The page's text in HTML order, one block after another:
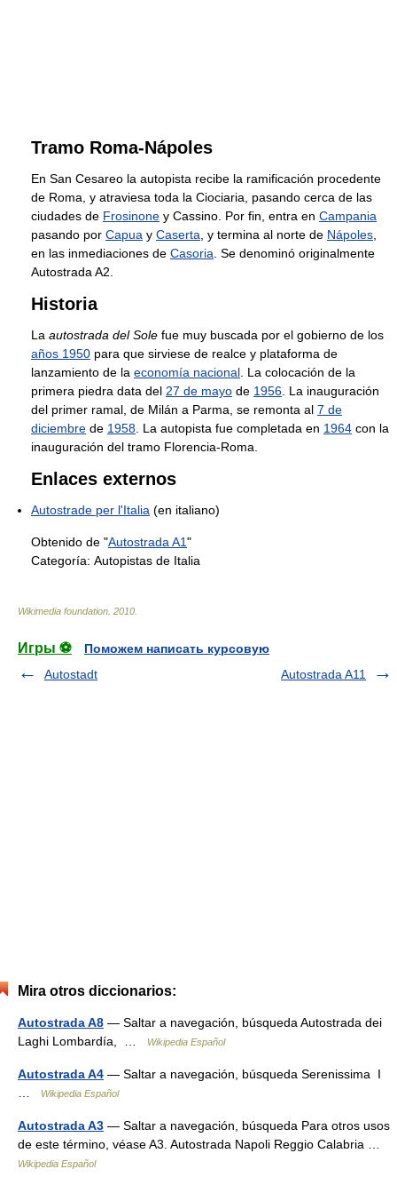
Tramo Roma-Nápoles
En San Cesareo la autopista recibe la ramificación procedente
de Roma, y atraviesa toda la Ciociaria, pasando cerca de las
ciudades de Frosinone y Cassino. Por fin, entra en Campania
pasando por Capua y Caserta, y termina al norte de Nápoles,
en las inmediaciones de Casoria. Se denominó originalmente
Autostrada A2.
Historia
La autostrada del Sole fue muy buscada por el gobierno de los
años 1950 para que sirviese de realce y plataforma de
lanzamiento de la economía nacional. La colocación de la
primera piedra data del 27 de mayo de 1956. La inauguración
del primer ramal, de Milán a Parma, se remonta al 7 de
diciembre de 1958. La autopista fue completada en 1964 con la
inauguración del tramo Florencia-Roma.
Enlaces externos
Autostrade per l'Italia (en italiano)
Obtenido de "Autostrada A1"
Categoría: Autopistas de Italia
Wikimedia foundation. 2010.
Игры ⚽
Поможем написать курсовую
Autostadt
Autostrada A11
Mira otros diccionarios:
Autostrada A8 — Saltar a navegación, búsqueda Autostrada dei
Laghi Lombardía, …
Wikipedia Español
Autostrada A4 — Saltar a navegación, búsqueda Serenissima I
…
Wikipedia Español
Autostrada A3 — Saltar a navegación, búsqueda Para otros usos
de este término, véase A3. Autostrada Napoli Reggio Calabria …
Wikipedia Español